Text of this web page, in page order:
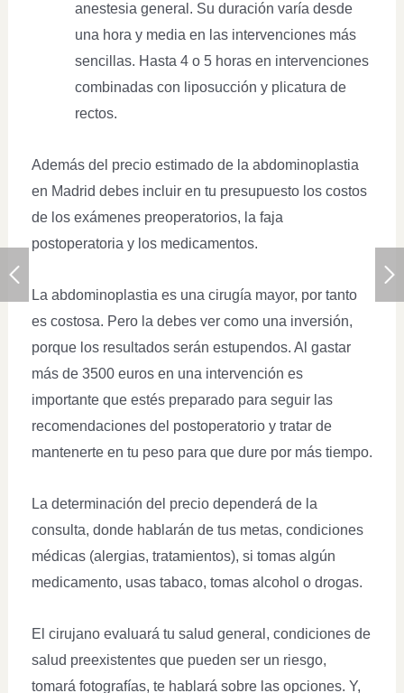
anestesia general. Su duración varía desde
una hora y media en las intervenciones más
sencillas. Hasta 4 o 5 horas en intervenciones
combinadas con liposucción y plicatura de
rectos.
Además del precio estimado de la abdominoplastia
en Madrid debes incluir en tu presupuesto los costos
de los exámenes preoperatorios, la faja
postoperatoria y los medicamentos.
La abdominoplastia es una cirugía mayor, por tanto
es costosa. Pero la debes ver como una inversión,
porque los resultados serán estupendos. Al gastar
más de 3500 euros en una intervención es
importante que estés preparado para seguir las
recomendaciones del postoperatorio y tratar de
mantenerte en tu peso para que dure por más tiempo.
La determinación del precio dependerá de la
consulta, donde hablarán de tus metas, condiciones
médicas (alergias, tratamientos), si tomas algún
medicamento, usas tabaco, tomas alcohol o drogas.
El cirujano evaluará tu salud general, condiciones de
salud preexistentes que pueden ser un riesgo,
tomará fotografías, te hablará sobre las opciones. Y,